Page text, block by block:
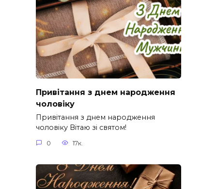
Привітання з днем народження
чоловіку
Привітання з днем народження
чоловіку Вітаю зі святом!
0 17к.